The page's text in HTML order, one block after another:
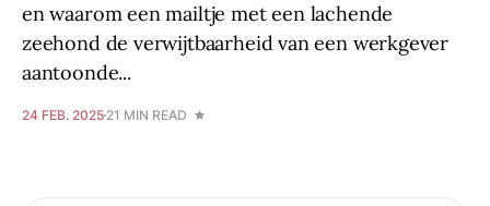
en waarom een mailtje met een lachende
zeehond de verwijtbaarheid van een werkgever
aantoonde...
24 FEB. 2025 21 MIN READ